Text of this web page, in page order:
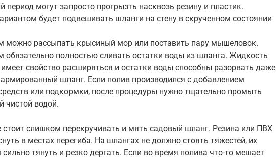
период могут запросто прогрызть насквозь резину и пластик.
будет подвешивать шланги на стену в скрученном состоянии
можно рассыпать крысиный мор или поставить пару мышеловок.
обязательно полностью сливать остатки воды из шланга. Жидкость
свойство расширяться и остатки воды способны разорвать даже
шланг. Если полив производился с добавлением
или подкормки, после процедуры нужно тщательно промыть
чистой водой.
стоит слишком перекручивать и мять садовый шланг. Резина или ПВХ
в местах перегиба. На шлангах не должно стоять тяжестей, их
тянуть и резко дергать. Если во время полива что-то мешает